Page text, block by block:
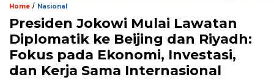
Home / Nasional
Presiden Jokowi Mulai Lawatan
Diplomatik ke Beijing dan Riyadh:
Fokus pada Ekonomi, Investasi,
dan Kerja Sama Internasional